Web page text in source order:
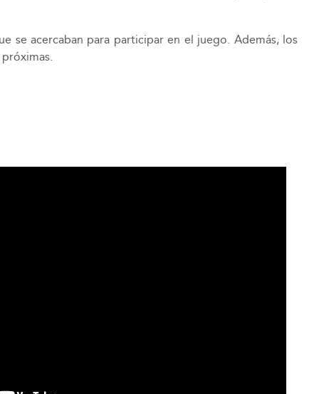
se acercaban para participar en el juego. Además, los